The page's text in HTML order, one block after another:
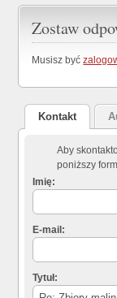
Zostaw
Musisz być
Kontakt
Aby
poniższy
Imię:
E-mail:
Tytuł: